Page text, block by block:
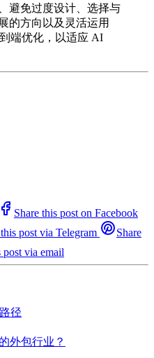
避免过度设计、选择与
的方向以及灵活运用
端优化，以适应 AI
Share this post on Facebook
post via Telegram
Share
post via email
径
外包行业？